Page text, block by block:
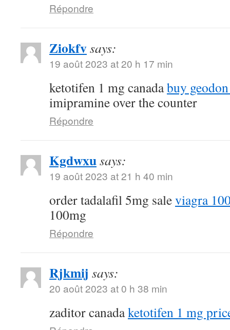
Répondre
Ziokfvsays:
19 août 2023 at 20 h 17 min
ketotifen 1 mg canadabuy
imipramine over the counter
Répondre
Kgdwxusays:
19 août 2023 at 21 h 40 min
order tadalafil 5mg saleviagra
100mg
Répondre
Rjkmij says:
20 août 2023 at 0 h 38 min
zaditor canadaketotifen 1 mg